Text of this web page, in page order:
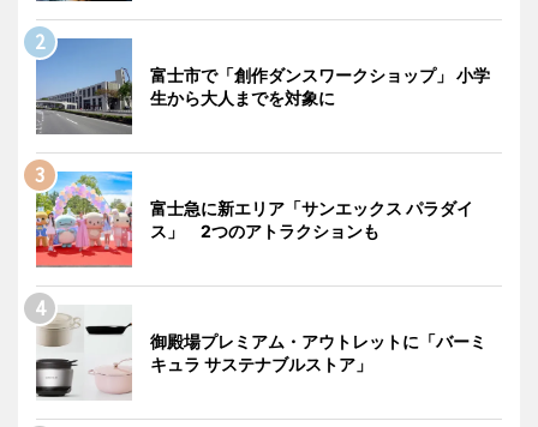
富士市で「創作ダンスワークショップ」 小学
生から大人までを対象に
富士急に新エリア「サンエックス パラダイ
ス」 2つのアトラクションも
御殿場プレミアム・アウトレットに「バーミ
キュラ サステナブルストア」